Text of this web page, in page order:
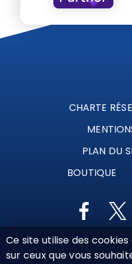
CHARTE
PLAN DU
BOUTIQUE
Marque déposée ©
Ce site utilise des
sur ceux que vous